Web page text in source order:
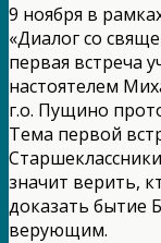
9 ноября в
«Диалог со
первая встреча
настоятелем
г.о. Пущино
Тема первой
значит верить,
доказать бытие
верующим.